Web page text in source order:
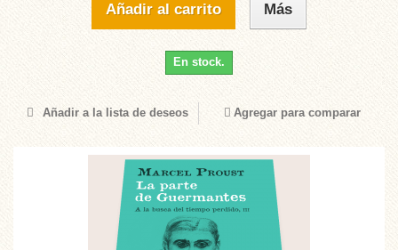
Añadir al carrito Más
En stock.
Añadir a la lista de deseos Agregar para comparar